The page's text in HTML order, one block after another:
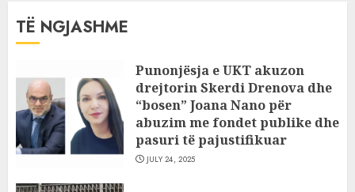
TË NGJASHME
Punonjësja e UKT akuzon
drejtorin Skerdi Drenova dhe
“bosen” Joana Nano për
abuzim me fondet publike dhe
pasuri të pajustifikuar
JULY 24, 2025